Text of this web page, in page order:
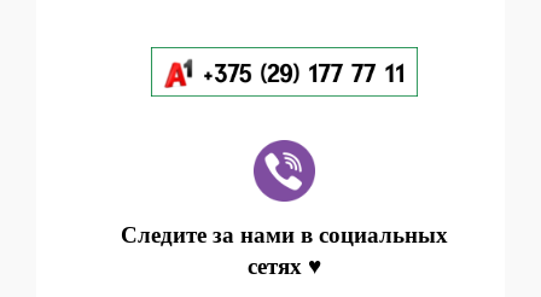
Следите за нами в социальных
сетях ♥